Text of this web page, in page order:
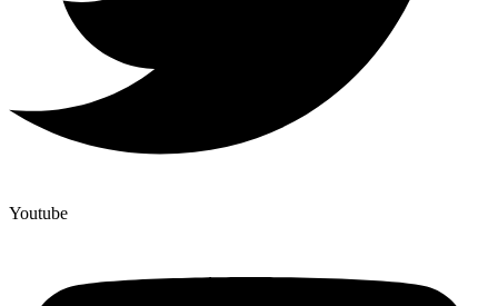
Youtube